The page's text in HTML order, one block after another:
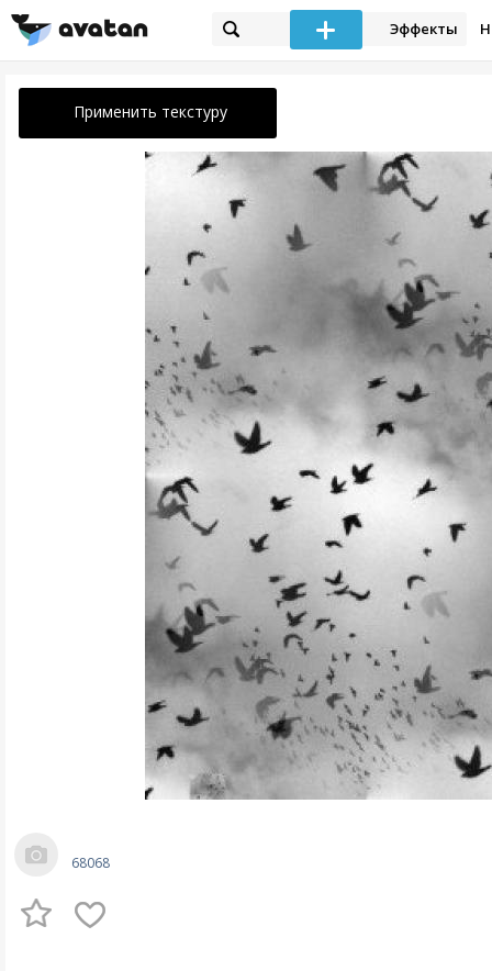
Эффекты
Применить текстуру
68068